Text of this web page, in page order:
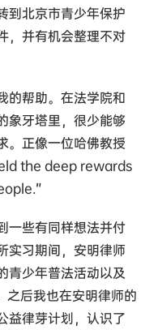
到北京市青少年保护
，并有机会整理不对
的帮助。在法学院和
象牙塔里，很少能够
。正像一位哈佛教授
the deep rewards
一些有同样想法并付
实习期间，安明律师
青少年普法活动以及
之后我也在安明律师的
益律芽计划，认识了